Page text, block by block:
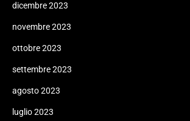
dicembre 2023
novembre 2023
ottobre 2023
settembre 2023
agosto 2023
luglio 2023